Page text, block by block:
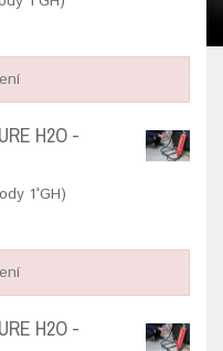
H2O -
1°GH)
H2O -